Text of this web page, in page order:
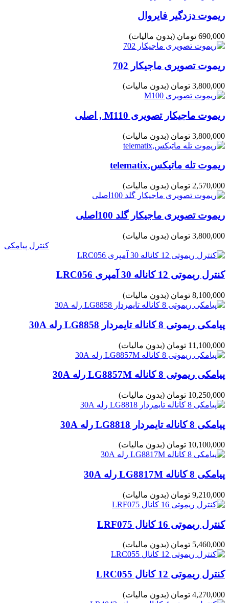
ریموت دزدگیر فایروال
690,000 تومان (بدون مالیات)
ریموت تصویری ماجیکار 702
3,800,000 تومان (بدون مالیات)
ریموت ماجیکار تصویری M110 , اصلی
3,800,000 تومان (بدون مالیات)
ریموت تله ماتیکس,telematix
2,570,000 تومان (بدون مالیات)
ریموت تصویری ماجیکار گلد 100اصلی
3,800,000 تومان
(بدون مالیات)
کنترل پیامکی
کنترل ریموتی 12 کاناله 30 آمپری LRC056
8,100,000 تومان (بدون مالیات)
پیامکی ریموتی 8 کاناله تایمردار LG8858 رله 30A
11,100,000 تومان (بدون مالیات)
پیامکی ریموتی 8 کاناله LG8857M رله 30A
10,250,000 تومان (بدون مالیات)
پیامکی 8 کاناله تایمردار LG8818 رله 30A
10,100,000 تومان (بدون مالیات)
پیامکی 8 کاناله LG8817M رله 30A
9,210,000 تومان (بدون مالیات)
کنترل ریموتی 16 کانال LRF075
5,460,000 تومان (بدون مالیات)
کنترل ریموتی 12 کانال LRC055
4,270,000 تومان (بدون مالیات)